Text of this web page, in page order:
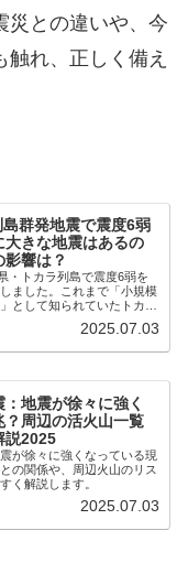
災との違いや、今
れ、正しく備え
群発地震で震度6弱
大きな地震はあるの
響は？
・トカラ列島で震度6弱を
ました。これまで「小規模
として知られていたトカラ
らに大きな地震が来る...
2025.07.03
：地震が徐々に強く
周辺の活火山一覧
説2025
が徐々に強くなっている現
の関係や、周辺火山のリス
く解説します。
2025.07.03